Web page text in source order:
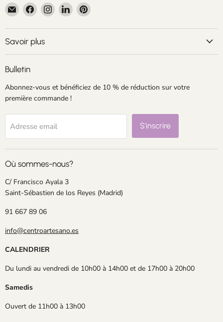
Email
Centroartesano
Trouvez-
nous
sur
Facebook
Trouvez-
nous
sur
Trouvez-
nous
sur
Trouvez-
sur
Savoir plus
Bulletin
Abonnez-vous et bénéficiez de 10 % de réduction sur votre
première commande !
Adresse email S'inscrire
Où sommes-nous?
C/ Francisco Ayala 3
Saint-Sébastien de los Reyes (Madrid)
91 667 89 06
info@centroartesano.es
CALENDRIER
Du lundi au vendredi de 10h00 à 14h00 et de 17h00 à 20h00
Samedis
Ouvert de 11h00 à 13h00